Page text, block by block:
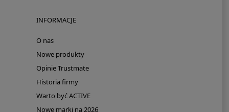
INFORMACJE
O nas
Nowe produkty
Opinie Trustmate
Historia firmy
Warto być ACTIVE
Nowe marki na 2026